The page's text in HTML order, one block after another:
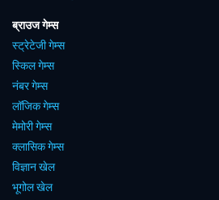
ब्राउज गेम्स
स्ट्रेटेजी गेम्स
स्किल गेम्स
नंबर गेम्स
लॉजिक गेम्स
मेमोरी गेम्स
क्लासिक गेम्स
विज्ञान खेल
भूगोल खेल